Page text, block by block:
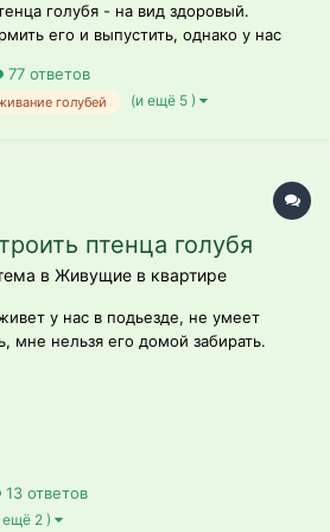
голубя - на вид здоровый.
его и выпустить, однако у нас
при кормлении из шприца с трубкой
еды) и тем, что птенец не хочет
77 ответов
голубей (и ещё 5 )
птенца голубя
в Живущие в квартире
у нас в подьезде, не умеет
мне нельзя его домой забирать.
взять его ? Без посторонней
13 ответов
ещё 2 )